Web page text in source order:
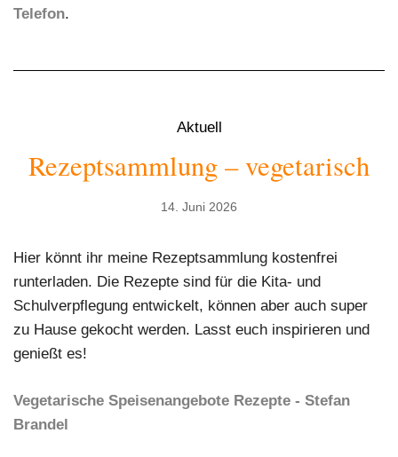
Telefon.
Aktuell
Rezeptsammlung – vegetarisch
14. Juni 2026
Hier könnt ihr meine Rezeptsammlung kostenfrei
runterladen. Die Rezepte sind für die Kita- und
Schulverpflegung entwickelt, können aber auch super
zu Hause gekocht werden. Lasst euch inspirieren und
genießt es!
Vegetarische Speisenangebote Rezepte - Stefan
Brandel